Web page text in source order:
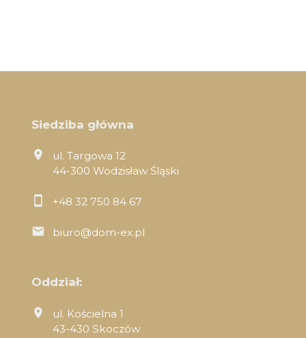
Siedziba główna
ul. Targowa 12
44-300 Wodzisław Śląski
+48 32 750 84 67
biuro@dom-ex.pl
Oddział:
ul. Kościelna 1
43-430 Skoczów